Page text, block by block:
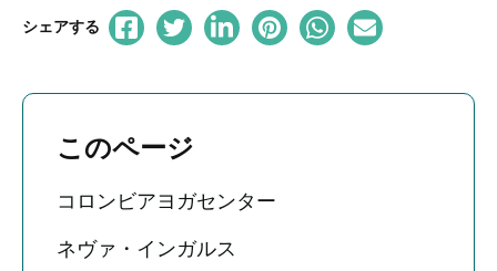
シェアする
このページ
コロンビアヨガセンター
ネヴァ・インガルス